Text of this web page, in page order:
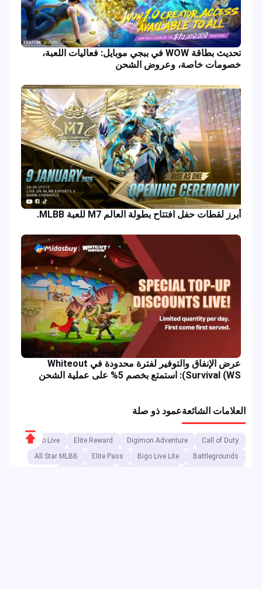
تحديث بطاقة WOW في ببجي موبايل: فعاليات اللعبة،
خصومات خاصة، وعروض الشحن
أبرز لقطات حفل افتتاح بطولة العالم M7 للعبة MLBB.
عرض الإنفاق والتوفير لفترة محدودة في Whiteout
Survival (WS): استمتع بخصم 5% على عملية الشحن
العلامات الشائعةعمود ذو صلة
Call of Duty
Digimon Adventure
Elite Reward
Bigo Live
Battlegrounds
Bigo Live Lite
Elite Pass
All Star MLBB
Scroll